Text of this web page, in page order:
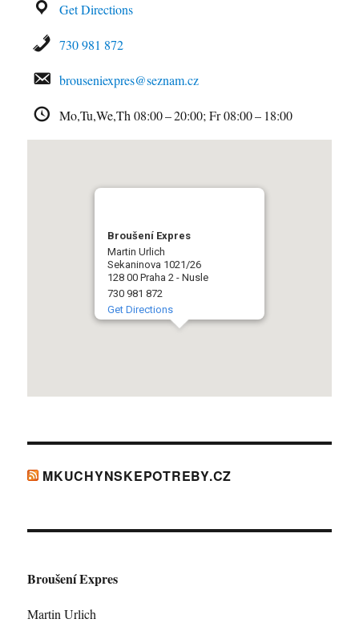
Get Directions
730 981 872
brouseniexpres@seznam.cz
Mo,Tu,We,Th 08:00 – 20:00; Fr 08:00 – 18:00
Broušení Expres
Martin Urlich
Sekaninova 1021/26
128 00 Praha 2 - Nusle
730 981 872
Get Directions
MKUCHYNSKEPOTREBY.CZ
Broušení Expres
Martin Urlich